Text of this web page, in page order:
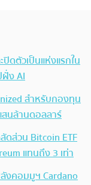
ปิดตัวเป็นแห่งแรกใน
ง AI
สำหรับกองทุน
สนล้านดอลลาร์
ส่วน Bitcoin ETF
แทนถึง 3 เท่า
งคอมมูฯ Cardano